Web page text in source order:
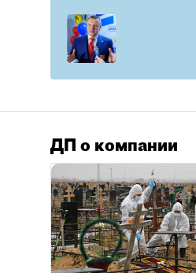
ДП о компании